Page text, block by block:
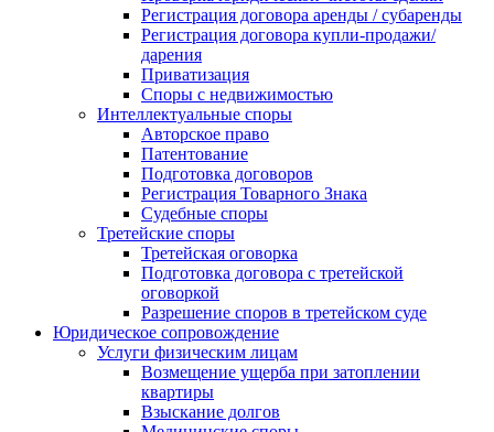
Регистрация договора аренды / субаренды
Регистрация договора купли-продажи/
дарения
Приватизация
Cпоры с недвижимостью
Интеллектуальные споры
Авторское право
Патентование
Подготовка договоров
Регистрация Товарного Знака
Судебные споры
Третейские споры
Третейская оговорка
Подготовка договора с третейской
оговоркой
Разрешение споров в третейском суде
Юридическое сопровождение
Услуги физическим лицам
Возмещение ущерба при затоплении
квартиры
Взыскание долгов